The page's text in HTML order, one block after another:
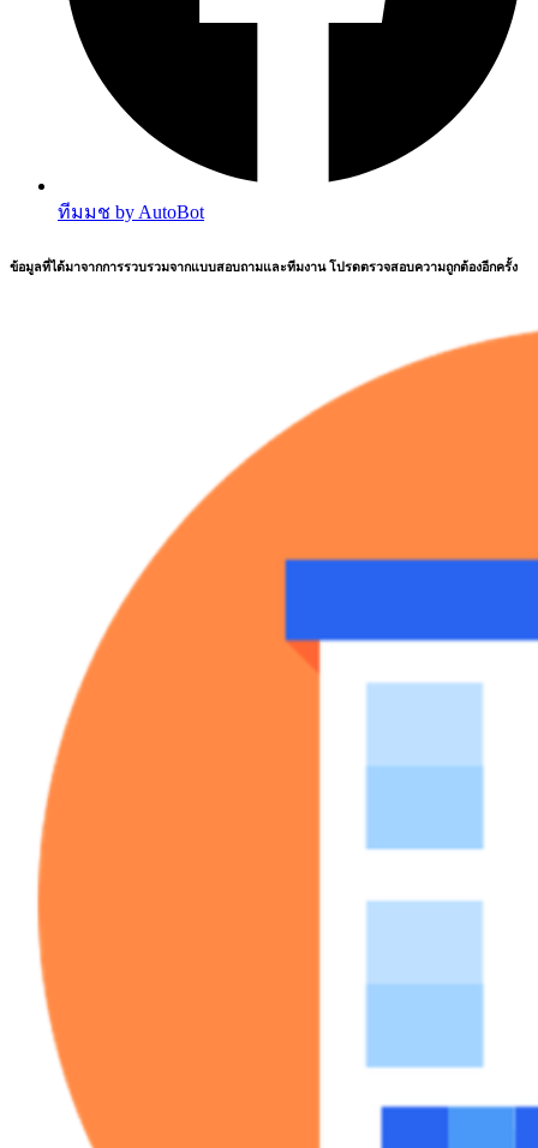
ทีมมช by AutoBot
ข้อมูลที่ได้มาจากการรวบรวมจากแบบสอบถามและทีมงาน โปรดตรวจสอบความถูกต้องอีกครั้ง